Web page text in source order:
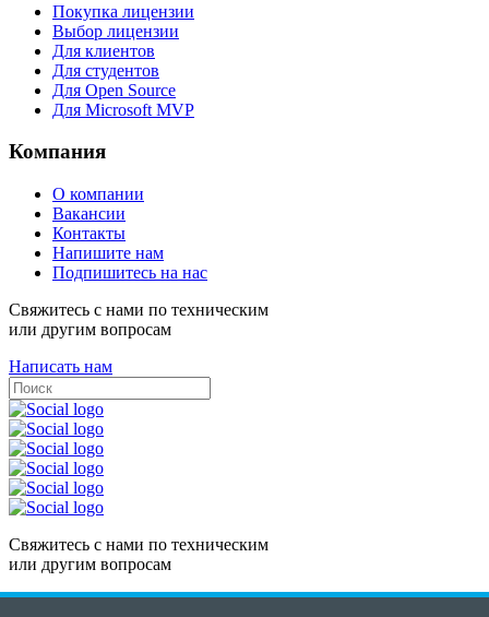
Покупка лицензии
Выбор лицензии
Для клиентов
Для студентов
Для Open Source
Для Microsoft MVP
Компания
О компании
Вакансии
Контакты
Напишите нам
Подпишитесь на нас
Свяжитесь с нами по техническим
или другим вопросам
Написать нам
Свяжитесь с нами по техническим
или другим вопросам
Написать нам